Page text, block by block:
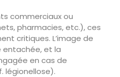
commerciaux ou
pharmacies, etc.), ces
critiques. L’image de
entachée, et la
en cas de
légionellose).